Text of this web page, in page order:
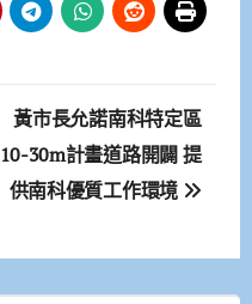
黃市長允諾南科特定區
10-30m計畫道路開闢 提
供南科優質工作環境